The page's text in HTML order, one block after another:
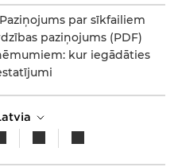
Paziņojums par sīkfailiem
paziņojums (PDF)
kur iegādāties